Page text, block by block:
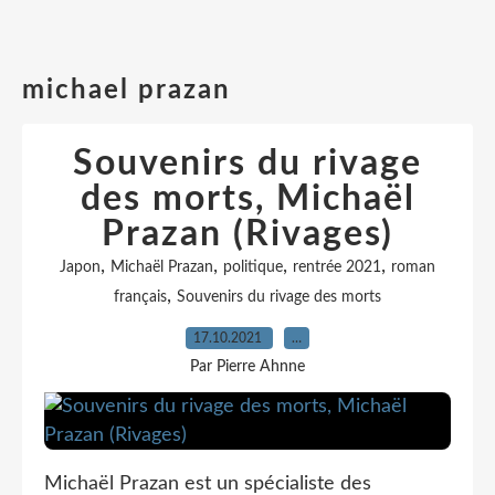
michael prazan
Souvenirs du rivage
des morts, Michaël
Prazan (Rivages)
Japon, Michaël Prazan, politique, rentrée 2021, roman
français, Souvenirs du rivage des morts
17.10.2021 …
Par Pierre Ahnne
Michaël Prazan est un spécialiste des